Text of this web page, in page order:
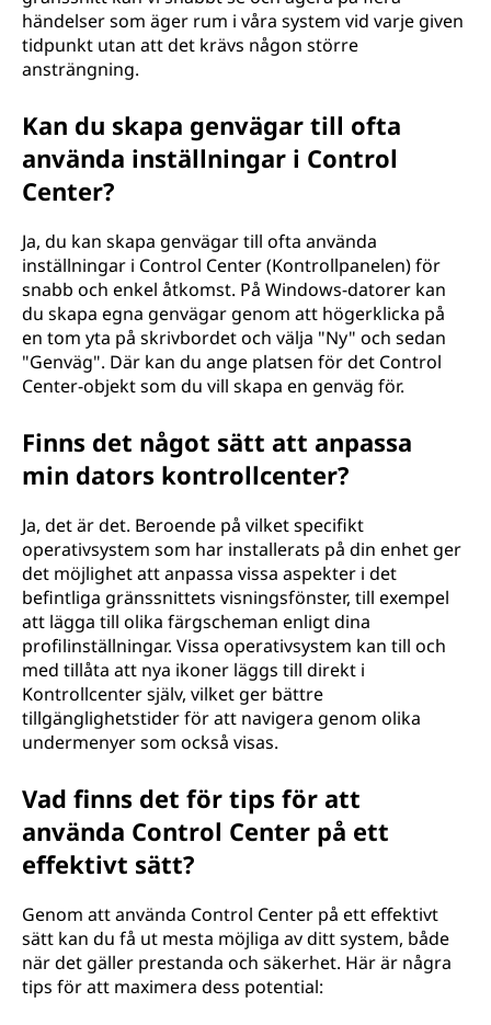
händelser som äger rum i våra system vid varje given
tidpunkt utan att det krävs någon större
ansträngning.
Kan du skapa genvägar till ofta
använda inställningar i Control
Center?
Ja, du kan skapa genvägar till ofta använda
inställningar i Control Center (Kontrollpanelen) för
snabb och enkel åtkomst. På Windows-datorer kan
du skapa egna genvägar genom att högerklicka på
en tom yta på skrivbordet och välja "Ny" och sedan
"Genväg". Där kan du ange platsen för det Control
Center-objekt som du vill skapa en genväg för.
Finns det något sätt att anpassa
min dators kontrollcenter?
Ja, det är det. Beroende på vilket specifikt
operativsystem som har installerats på din enhet ger
det möjlighet att anpassa vissa aspekter i det
befintliga gränssnittets visningsfönster, till exempel
att lägga till olika färgscheman enligt dina
profilinställningar. Vissa operativsystem kan till och
med tillåta att nya ikoner läggs till direkt i
Kontrollcenter själv, vilket ger bättre
tillgänglighetstider för att navigera genom olika
undermenyer som också visas.
Vad finns det för tips för att
använda Control Center på ett
effektivt sätt?
Genom att använda Control Center på ett effektivt
sätt kan du få ut mesta möjliga av ditt system, både
när det gäller prestanda och säkerhet. Här är några
tips för att maximera dess potential: